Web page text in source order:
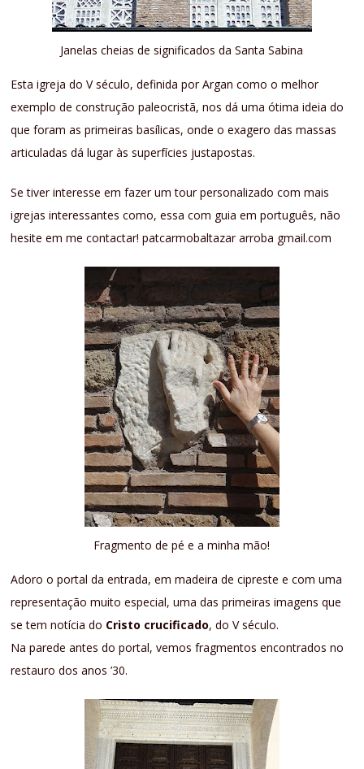
Janelas cheias de significados da Santa Sabina
Esta igreja do V século, definida por Argan como o melhor
exemplo de construção paleocristã, nos dá uma ótima ideia do
que foram as primeiras basílicas, onde o exagero das massas
articuladas dá lugar às superfícies justapostas.
Se tiver interesse em fazer um tour personalizado com mais
igrejas interessantes como, essa com guia em português, não
hesite em me contactar! patcarmobaltazar arroba gmail.com
Fragmento de pé e a minha mão!
Adoro o portal da entrada, em madeira de cipreste e com uma
representação muito especial, uma das primeiras imagens que
se tem notícia do Cristo crucificado, do V século.
Na parede antes do portal, vemos fragmentos encontrados no
restauro dos anos ’30.